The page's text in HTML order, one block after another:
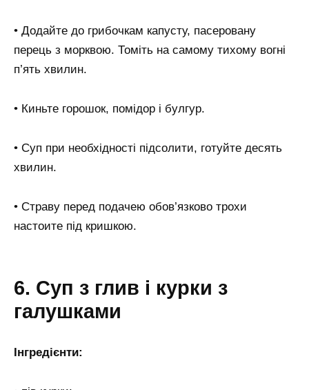
• Додайте до грибочкам капусту, пасеровану
перець з морквою. Томіть на самому тихому вогні
п’ять хвилин.
• Киньте горошок, помідор і булгур.
• Суп при необхідності підсолити, готуйте десять
хвилин.
• Страву перед подачею обов’язково трохи
настоите під кришкою.
6. Суп з глив і курки з
галушками
Інгредієнти: